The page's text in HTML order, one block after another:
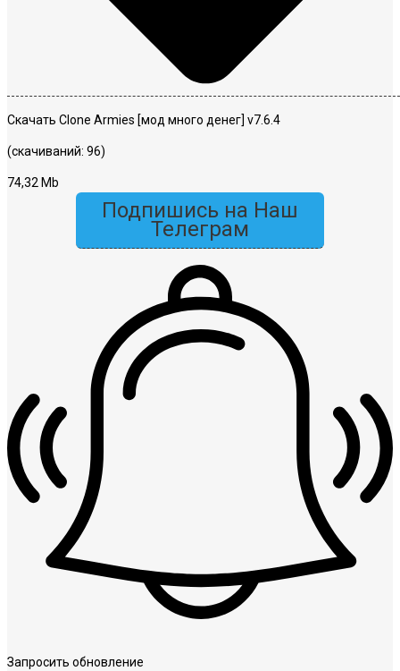
Скачать Clone Armies [мод много денег] v7.6.4
(скачиваний: 96)
74,32 Mb
Подпишись на Наш
Телеграм
Запросить обновление